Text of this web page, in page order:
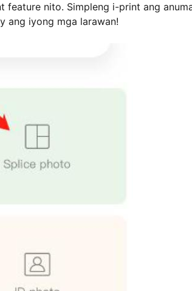
feature nito. Simpleng i-print ang
ang iyong mga larawan!